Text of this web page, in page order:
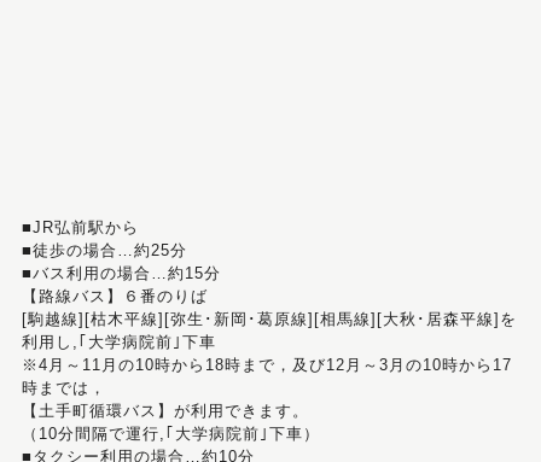
■JR弘前駅から
■徒歩の場合…約25分
■バス利用の場合…約15分
【路線バス】６番のりば
[駒越線][枯木平線][弥生･新岡･葛原線][相馬線][大秋･居森平線]を
利用し,｢大学病院前｣下車
※4月～11月の10時から18時まで，及び12月～3月の10時から17
時までは，
【土手町循環バス】が利用できます。
（10分間隔で運行,｢大学病院前｣下車）
■タクシー利用の場合…約10分